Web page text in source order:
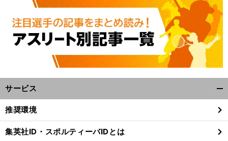
サービス
閉
る
推奨環境
集英社ID・スポルティーバIDとは